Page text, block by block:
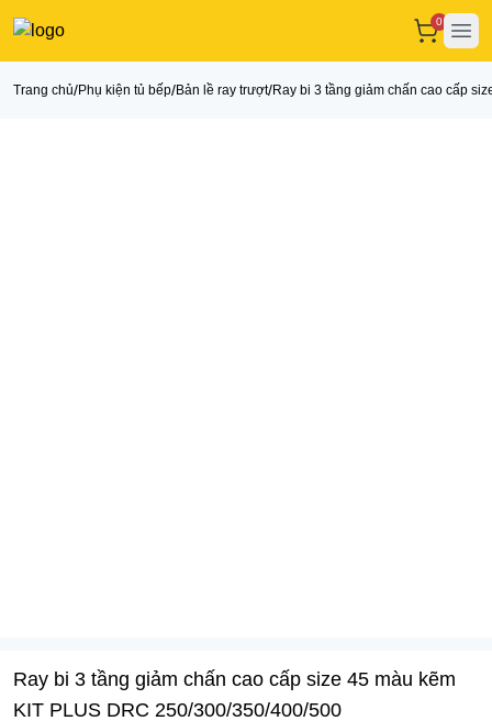
0
Trang chủ/Phụ kiện tủ bếp/Bản lề ray trượt/Ray bi 3 tầng giảm chấn cao cấp
Ray bi 3 tầng giảm chấn cao cấp size 45 màu kẽm
KIT PLUS DRC 250/300/350/400/500